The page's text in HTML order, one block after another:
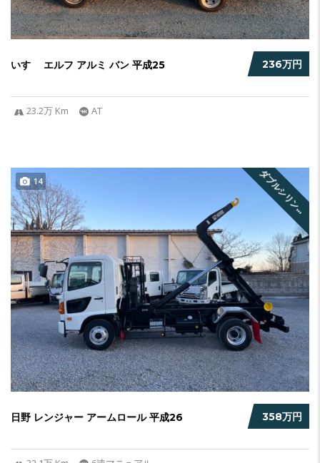
236万円
いすゞ エルフ アルミ バン 平成25
23.2万 Km AT
ダ
ブ
ル
シ
リ
ン
ダ
ー
14
358万円
日野 レンジャー アームロール 平成26